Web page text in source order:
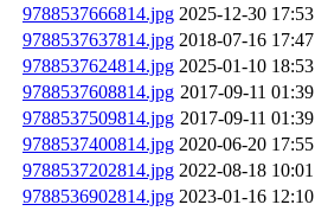
9788537666814.jpg 2025-12-30 17:53
9788537637814.jpg 2018-07-16 17:47
9788537624814.jpg 2025-01-10 18:53
9788537608814.jpg 2017-09-11 01:39
9788537509814.jpg 2017-09-11 01:39
9788537400814.jpg 2020-06-20 17:55
9788537202814.jpg 2022-08-18 10:01
9788536902814.jpg 2023-01-16 12:10